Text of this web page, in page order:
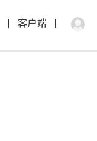
客户端